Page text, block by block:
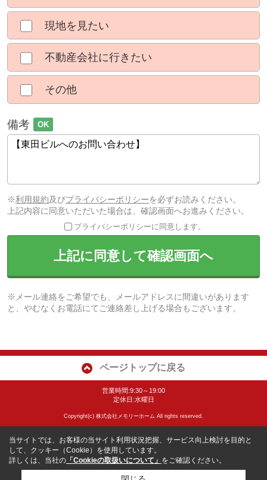
現地を見たい
不動産会社に行きたい
その他
備考 OK
※利用規約及びプライバシーポリシーを必ずお読みください。
上記内容に同意いただいた場合は、確認画面へお進みください。
プライバシーポリシーに同意します。
上記に同意して確認画面へ
※メール連絡をご希望でも、メールアドレスに間違いがあります
と、やむなくお電話にてご連絡差し上げる場合もございます。
ページトップに戻る
営業時間:9:30～19:00
定休日:水曜日
Copyright(c) 株式会社メモリーホーム All rights reserved.
当サイトでは、お客様の当サイト利用状況把握、サービス向上検討を目的と
して、クッキー（Cookie）を使用しています。
詳しくは、当社の 「Cookieの取扱いについて」 をご確認ください。